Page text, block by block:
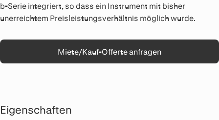
b-Serie integriert, so dass ein Instrument mit bisher
unerreichtem Preisleistungsverhältnis möglich wurde.
Miete/Kauf-Offerte anfragen
Eigenschaften